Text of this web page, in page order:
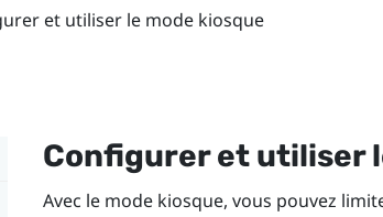
et utiliser le mode kiosque
Configurer et utiliser
Avec le mode kiosque, vous pouvez